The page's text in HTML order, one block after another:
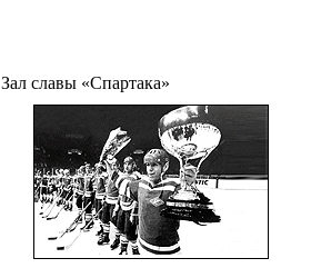
Зал славы «Спартака»